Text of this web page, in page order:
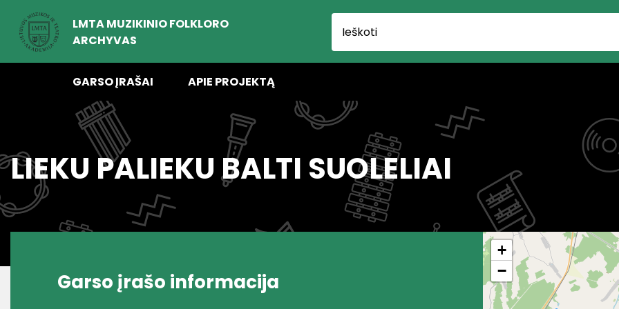
LMTA MUZIKINIO FOLKLORO
ARCHYVAS
GARSO ĮRAŠAI APIE PROJEKTĄ
LIEKU PALIEKU BALTI SUOLELIAI
Garso įrašo informacija
+
−